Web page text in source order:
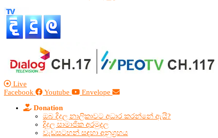
Live
Facebook
Youtube Envelope
Donation
ඔබ දිදුල නාලිකාවට අධාර කරන්නේ ඇයි?
දිදුල සාමාජික අරමුදල
වැඩසටහන් සඳහා අනුග්‍රහය